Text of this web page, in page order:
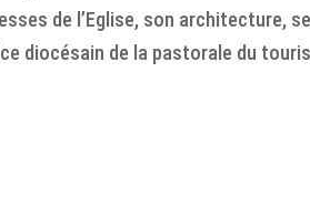
de l’Eglise, son architecture,
diocésain de la pastorale du